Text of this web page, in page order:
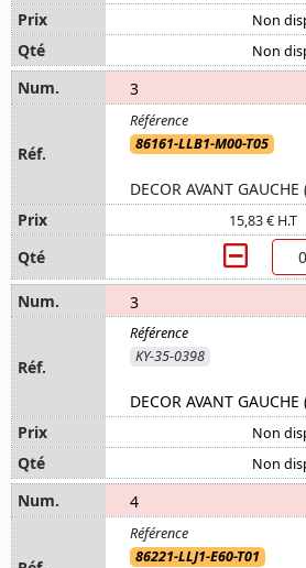
Non
Non
3
86161-LLB1-M00-T05
DECOR AVANT GAUCHE
15,83 € H.T
3
KY-35-0398
DECOR AVANT GAUCHE
Non
Non
4
86221-LLJ1-E60-T01